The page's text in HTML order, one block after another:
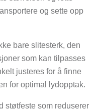
og sette opp
bare slitesterk, den
som kan tilpasses
justeres for å finne
for optimal lydopptak.
støtfeste som reduserer